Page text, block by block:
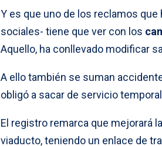
Y es que uno de los reclamos
sociales- tiene que ver con los
Aquello, ha conllevado modificar
A ello también se suman
obligó a sacar de servicio
El registro remarca que mejorará
viaducto, teniendo un enlace de